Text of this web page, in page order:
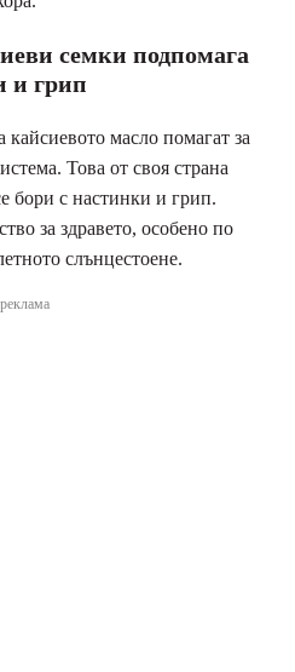
семки подпомага
и грип
кайсиевото масло помагат за
Това от своя страна
бори с настинки и грип.
за здравето, особено по
слънцестоене.
реклама